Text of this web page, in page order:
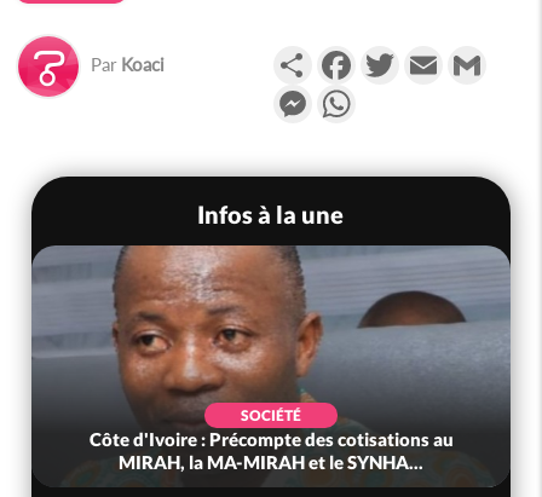
Par Koaci PartagerFacebookTwitterEmail
Messenger
Infos à la une
SOCIÉTÉ
Côte d'Ivoire : Précompte des cotisations au
MIRAH, la MA-MIRAH et le SYNHA...